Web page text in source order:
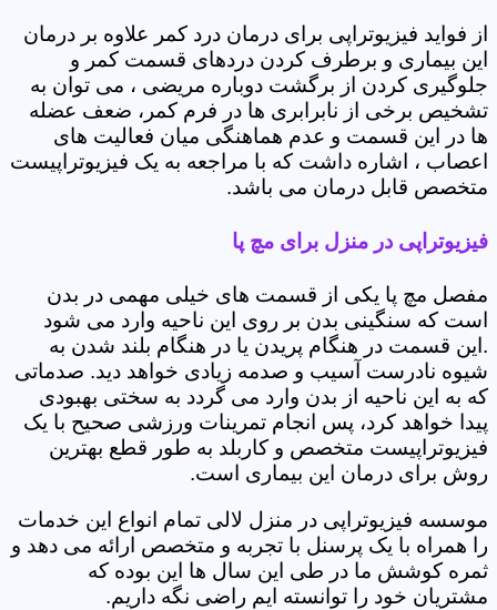
از فواید فیزیوتراپی برای درمان درد کمر علاوه بر درمان
این بیماری و برطرف کردن دردهای قسمت کمر و
جلوگیری کردن از برگشت دوباره مریضی ، می توان به
تشخیص برخی از نابرابری ها در فرم کمر، ضعف عضله
ها در این قسمت و عدم هماهنگی میان فعالیت های
اعصاب ، اشاره داشت که با مراجعه به یک فیزیوتراپیست
متخصص قابل درمان می باشد.
فیزیوتراپی در منزل برای مچ پا
مفصل مچ پا یکی از قسمت های خیلی مهمی در بدن
است که سنگینی بدن بر روی این ناحیه وارد می شود
.این قسمت در هنگام پریدن یا در هنگام بلند شدن به
شیوه نادرست آسیب و صدمه زیادی خواهد دید. صدماتی
که به این ناحیه از بدن وارد می گردد به سختی بهبودی
پیدا خواهد کرد، پس انجام تمرینات ورزشی صحیح با یک
فیزیوتراپیست متخصص و کاربلد به طور قطع بهترین
روش برای درمان این بیماری است.
موسسه فیزیوتراپی در منزل لالی تمام انواع این خدمات
را همراه با یک پرسنل با تجربه و متخصص ارائه می دهد و
ثمره کوشش ما در طی این سال ها این بوده که
مشتریان خود را توانسته ایم راضی نگه داریم.